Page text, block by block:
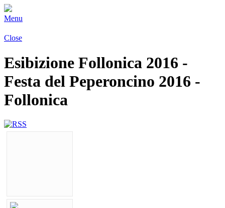
Menu
Close
Esibizione Follonica 2016 -
Festa del Peperoncino 2016 -
Follonica